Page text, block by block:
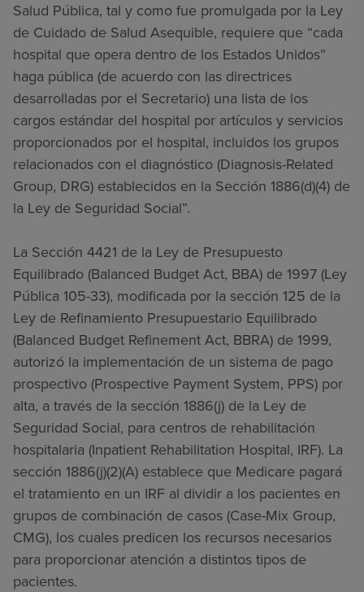
Salud Pública, tal y como fue promulgada por la Ley
de Cuidado de Salud Asequible, requiere que “cada
hospital que opera dentro de los Estados Unidos”
haga pública (de acuerdo con las directrices
desarrolladas por el Secretario) una lista de los
cargos estándar del hospital por artículos y servicios
proporcionados por el hospital, incluidos los grupos
relacionados con el diagnóstico (Diagnosis-Related
Group, DRG) establecidos en la Sección 1886(d)(4) de
la Ley de Seguridad Social”.
La Sección 4421 de la Ley de Presupuesto
Equilibrado (Balanced Budget Act, BBA) de 1997 (Ley
Pública 105-33), modificada por la sección 125 de la
Ley de Refinamiento Presupuestario Equilibrado
(Balanced Budget Refinement Act, BBRA) de 1999,
autorizó la implementación de un sistema de pago
prospectivo (Prospective Payment System, PPS) por
alta, a través de la sección 1886(j) de la Ley de
Seguridad Social, para centros de rehabilitación
hospitalaria (Inpatient Rehabilitation Hospital, IRF). La
sección 1886(j)(2)(A) establece que Medicare pagará
el tratamiento en un IRF al dividir a los pacientes en
grupos de combinación de casos (Case-Mix Group,
CMG), los cuales predicen los recursos necesarios
para proporcionar atención a distintos tipos de
pacientes.